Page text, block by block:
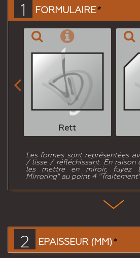
1 FORMULAIRE*
Rett

Les formes sont représentées
/ lisse / réfléchissant. En raison
les mettre en miroir, fuyez
Mirroring" au point 4
2 EPAISSEUR (MM)*